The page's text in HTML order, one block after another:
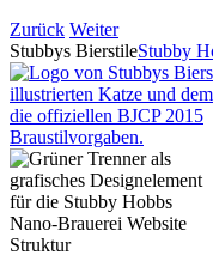
Zurück Weiter
Stubbys BierstileStubby